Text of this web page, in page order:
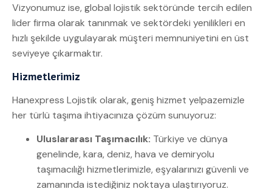
Vizyonumuz ise, global lojistik sektöründe tercih edilen
lider firma olarak tanınmak ve sektördeki yenilikleri en
hızlı şekilde uygulayarak müşteri memnuniyetini en üst
seviyeye çıkarmaktır.
Hizmetlerimiz
Hanexpress Lojistik olarak, geniş hizmet yelpazemizle
her türlü taşıma ihtiyacınıza çözüm sunuyoruz:
Uluslararası Taşımacılık: Türkiye ve dünya
genelinde, kara, deniz, hava ve demiryolu
taşımacılığı hizmetlerimizle, eşyalarınızı güvenli ve
zamanında istediğiniz noktaya ulaştırıyoruz.